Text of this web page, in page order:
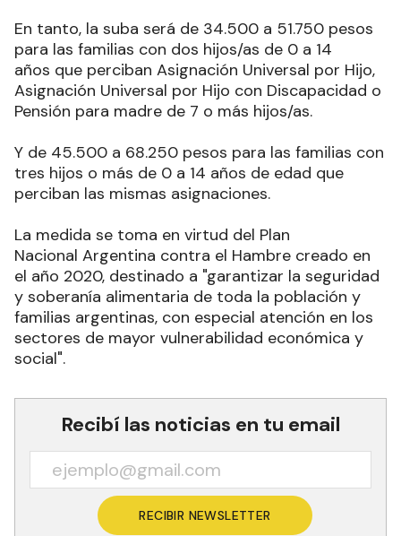
En tanto, la suba será de 34.500 a 51.750 pesos
para las familias con dos hijos/as de 0 a 14
años que perciban Asignación Universal por Hijo,
Asignación Universal por Hijo con Discapacidad o
Pensión para madre de 7 o más hijos/as.
Y de 45.500 a 68.250 pesos para las familias con
tres hijos o más de 0 a 14 años de edad que
perciban las mismas asignaciones.
La medida se toma en virtud del Plan
Nacional Argentina contra el Hambre creado en
el año 2020, destinado a "garantizar la seguridad
y soberanía alimentaria de toda la población y
familias argentinas, con especial atención en los
sectores de mayor vulnerabilidad económica y
social".
Recibí las noticias en tu email
RECIBIR NEWSLETTER